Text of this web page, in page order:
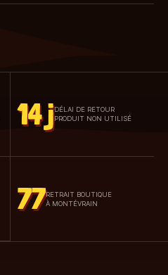
14 jDÉLAI DE RETOUR
PRODUIT NON UTILISÉ
77RETRAIT BOUTIQUE
À MONTÉVRAIN